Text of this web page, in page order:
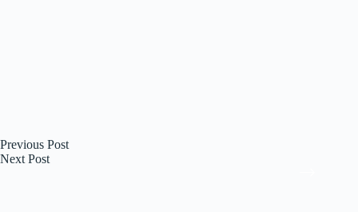
Previous Post
Next Post